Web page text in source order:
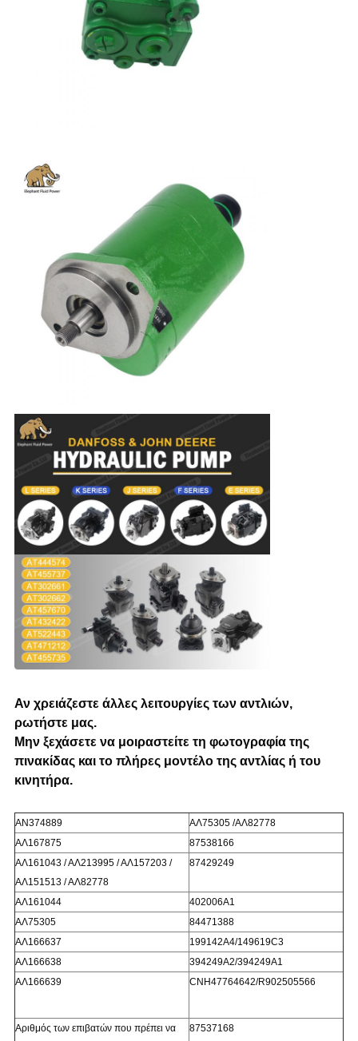
Αν χρειάζεστε άλλες λειτουργίες των αντλιών,
ρωτήστε μας.
Μην ξεχάσετε να μοιραστείτε τη φωτογραφία της
πινακίδας και το πλήρες μοντέλο της αντλίας ή του
κινητήρα.
ΑΝ374889
ΑΛ75305 /ΑΛ82778
ΑΛ167875
87538166
ΑΛ161043 / ΑΛ213995 / ΑΛ157203 /
ΑΛ151513 / ΑΛ82778
87429249
ΑΛ161044
402006Α1
ΑΛ75305
84471388
ΑΛ166637
199142Α4/149619C3
ΑΛ166638
394249Α2/394249Α1
ΑΛ166639
CNH47764642/R902505566
Αριθμός των επιβατών που πρέπει να
87537168